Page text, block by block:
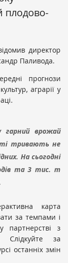
плодово-
директор
Паливода.
прогнози
аграрії у
гарний врожай
тривають не
На сьогодні
та 3 тис. т
кaртa
зa темпaми і
партнерстві з
Слідкуйте за
останніх змін